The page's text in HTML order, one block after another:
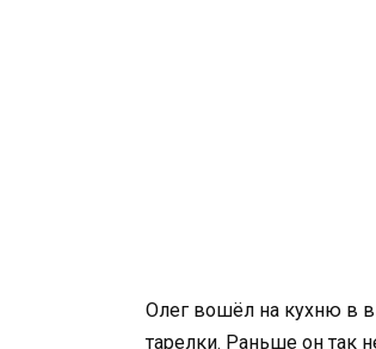
Олег вошёл на кухню в
тарелки. Раньше он так